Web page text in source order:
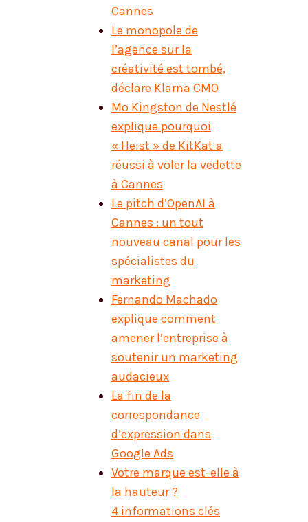
Cannes
Le monopole de
l’agence sur la
créativité est tombé,
déclare Klarna CMO
Mo Kingston de Nestlé
explique pourquoi
« Heist » de KitKat a
réussi à voler la vedette
à Cannes
Le pitch d’OpenAI à
Cannes : un tout
nouveau canal pour les
spécialistes du
marketing
Fernando Machado
explique comment
amener l’entreprise à
soutenir un marketing
audacieux
La fin de la
correspondance
d’expression dans
Google Ads
Votre marque est-elle à
la hauteur ?
4 informations clés